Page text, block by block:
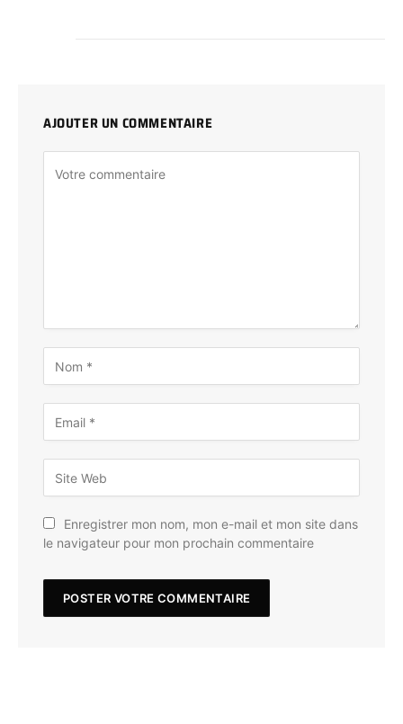
AJOUTER UN COMMENTAIRE
Enregistrer mon nom, mon e-mail et mon site dans
le navigateur pour mon prochain commentaire